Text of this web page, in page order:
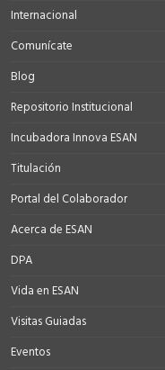
Internacional
Comunícate
Blog
Repositorio Institucional
Incubadora Innova ESAN
Titulación
Portal del Colaborador
Acerca de ESAN
DPA
Vida en ESAN
Visitas Guiadas
Eventos